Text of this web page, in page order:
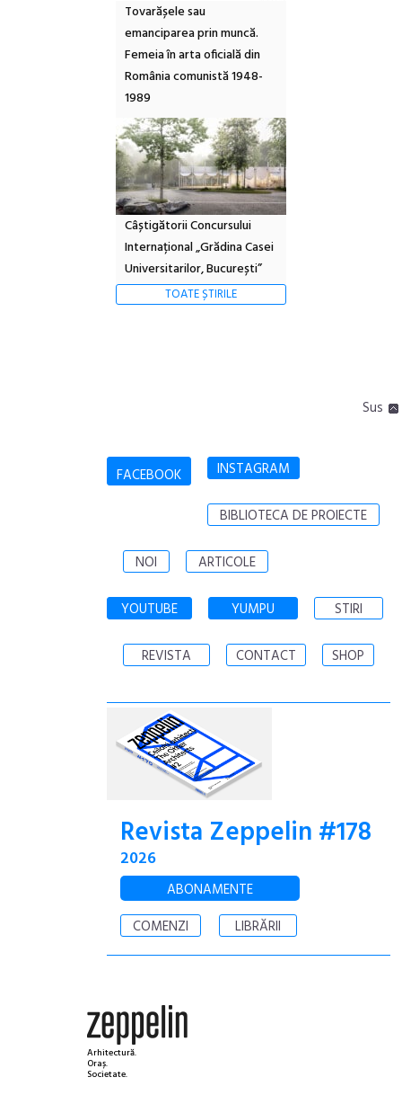
Tovarășele sau
emanciparea prin muncă.
Femeia în arta oficială din
România comunistă 1948-
1989
Câștigătorii Concursului
Internațional „Grădina Casei
Universitarilor, București”
TOATE ȘTIRILE
Sus
FACEBOOK INSTAGRAM
BIBLIOTECA DE PROIECTE
NOI ARTICOLE
YOUTUBE YUMPU STIRI
REVISTA CONTACT SHOP
Revista Zeppelin #178
2026
ABONAMENTE
COMENZI
LIBRĂRII
Arhitectură.
Oraș.
Societate.